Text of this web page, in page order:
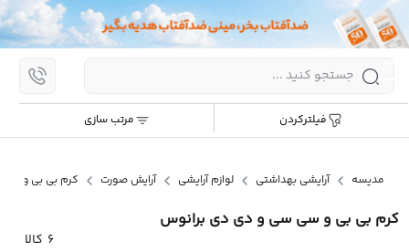
فیلترکردن مرتب سازی
پرش
مدیسه آرایشی بهداشتی لوازم آرایشی آرایش صورت کرم بی بی و
کرم بی بی و سی سی و دی دی برانوس
مرتب سازی:
جدیدترین ارزان ترین گران ترین
6 کالا